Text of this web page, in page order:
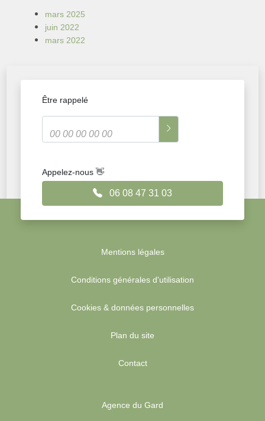
mars 2025
juin 2022
mars 2022
Être rappelé
Appelez-nous 👋
06 08 47 31 03
Mentions légales
Conditions générales d'utilisation
Cookies & données personnelles
Plan du site
Contact
Agence du Gard